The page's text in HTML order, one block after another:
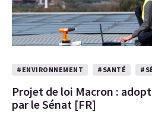
#ENVIRONNEMENT #SANTÉ
Projet de loi Macron :
par le Sénat [FR]